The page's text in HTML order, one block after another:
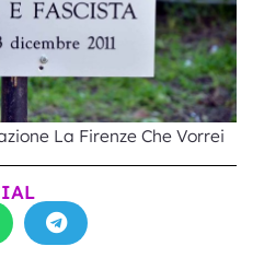
La Firenze Che Vorrei